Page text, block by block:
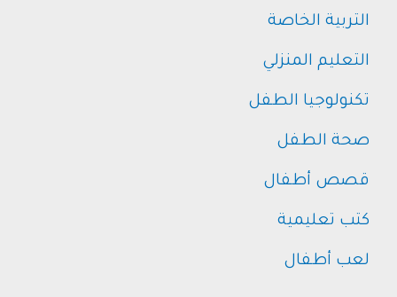
التربية الخاصة
التعليم المنزلي
تكنولوجيا الطفل
صحة الطفل
قصص أطفال
كتب تعليمية
لعب أطفال